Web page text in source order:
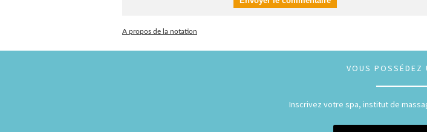
A propos de la notation
VOUS POSSÉDEZ
Inscrivez votre spa, institut de